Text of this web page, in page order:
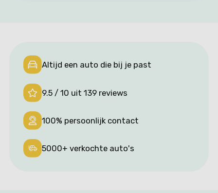
Altijd een auto die bij je past
9.5 / 10 uit 139 reviews
100% persoonlijk contact
5000+ verkochte auto's